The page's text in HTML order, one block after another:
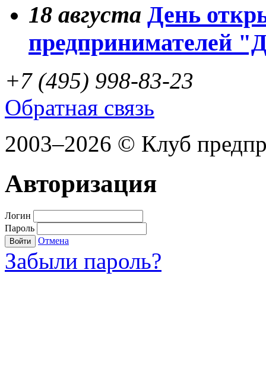
18 августа День
предпринимателей
+7 (495) 998-83-23
Обратная связь
2003–2026 © Клуб
Авторизация
Логин
Пароль
Войти Отмена
Забыли пароль?